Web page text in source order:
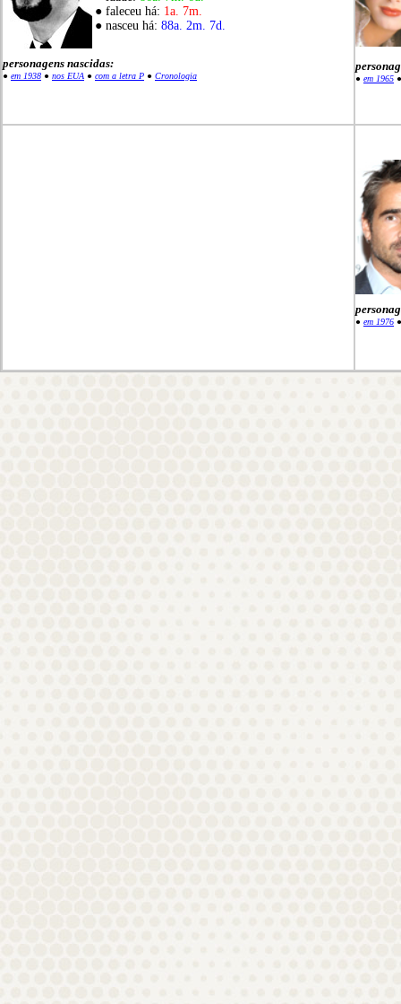
● faleceu há: 1a. 7m.
● nasceu há: 88a. 2m. 7d.
personagens nascidas:
● em 1938 ● nos EUA ● com a letra P ● Cronologia ● em 1965
● em 1976